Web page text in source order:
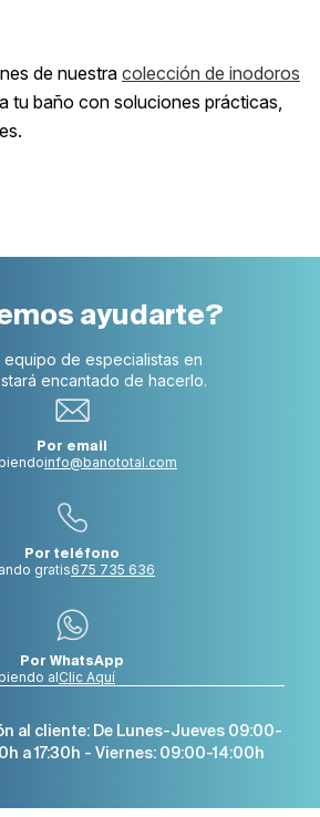
de nuestracolección de inodoros
tu baño con soluciones prácticas,
ayudarte?
equipo de especialistas en
encantado de hacerlo.
Por email
info@banototal.com
Por teléfono
gratis675 735 636
Por WhatsApp
alClic Aquí
al cliente: De Lunes-Jueves 09:00-
a 17:30h - Viernes: 09:00-14:00h